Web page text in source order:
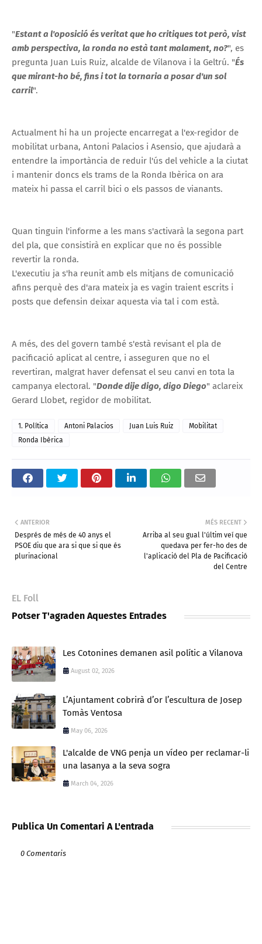
"Estant a l'oposició és veritat que ho critiques tot però, vist
amb perspectiva, la ronda no està tant malament, no?", es
pregunta Juan Luis Ruiz, alcalde de Vilanova i la Geltrú. "És
que mirant-ho bé, fins i tot la tornaria a posar d'un sol
carril".
Actualment hi ha un projecte encarregat a l'ex-regidor de
mobilitat urbana, Antoni Palacios i Asensio, que ajudarà a
entendre la importància de reduir l'ús del vehicle a la ciutat
i mantenir doncs els trams de la Ronda Ibèrica on ara
mateix hi passa el carril bici o els passos de vianants.
Quan tinguin l'informe a les mans s'activarà la segona part
del pla, que consistirà en explicar que no és possible
revertir la ronda.
L'executiu ja s'ha reunit amb els mitjans de comunicació
afins perquè des d'ara mateix ja es vagin traient escrits i
posts que defensin deixar aquesta via tal i com està.
A més, des del govern també s'està revisant el pla de
pacificació aplicat al centre, i asseguren que no el
revertiran, malgrat haver defensat el seu canvi en tota la
campanya electoral. "Donde dije digo, digo Diego" aclareix
Gerard Llobet, regidor de mobilitat.
1. Política Antoni Palacios Juan Luis Ruiz
Mobilitat
Ronda Ibèrica
MÉS RECENT
Arriba al seu gual l'últim veí que
quedava per fer-ho des de
l'aplicació del Pla de Pacificació
del Centre
ANTERIOR
Després de més de 40 anys el
PSOE diu que ara si que si que és
plurinacional
EL Foll
Potser T'agraden Aquestes Entrades
Les Cotonines demanen asil polític a Vilanova
August 02, 2026
L’Ajuntament cobrirà d’or l’escultura de Josep
Tomàs Ventosa
May 06, 2026
L'alcalde de VNG penja un vídeo per reclamar-li
una lasanya a la seva sogra
March 04, 2026
Publica Un Comentari A L'entrada
0 Comentaris